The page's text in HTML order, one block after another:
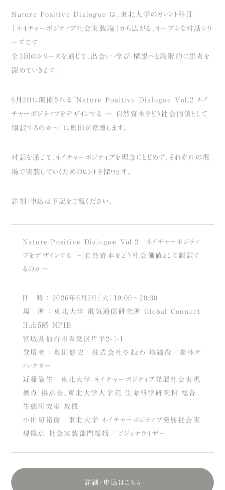
「ネイチャーポジティブ社会実装論」から広がる、オープンな対話シリ
ーズです。
全3回のシリーズを通じて、出会い・学び・構想へと段階的に思考を
深めていきます。
チャーポジティブをデザインする 〜 自然資本をどう社会価値として
翻訳するのか〜”に奥田が登壇します。
場で実装していくためのヒントを探ります。
ブをデザインする 〜 自然資本をどう社会価値として翻訳す
るのか〜
場 所 ： 東北大学 電気通信研究所 Global Connect
Hub5階 NPIB
宮城県仙台市青葉区片平2-1-1
登壇者 ： 奥田悠史 株式会社やまとわ 取締役／森林デ
ィレクター
近藤倫生 東北大学 ネイチャーポジティブ発展社会実現
拠点 拠点長、東北大学大学院 生命科学研究科 総合
生態研究室 教授
小田切裕倫 東北大学 ネイチャーポジティブ発展社会実
現拠点 社会実装部門総括／ビジョナライザー